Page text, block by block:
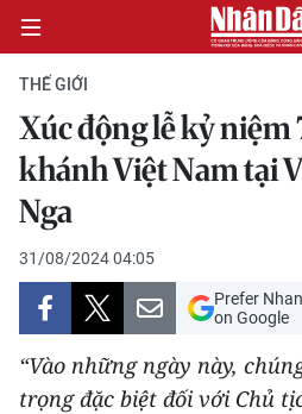
CHÍNH TRỊ
KINH TẾ
VĂN HÓA
XÃ HỘI
PHÁP LUẬT
THẾ GIỚI
Xúc động lễ kỷ niệm
khánh Việt Nam tại
Nga
31/08/2024 04:05
Prefer
on Google
“Vào những ngày này,
trọng đặc biệt đối với Chủ